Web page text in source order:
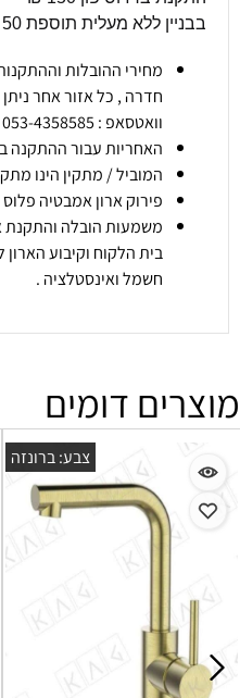
בבניין ללא מעלית תוספת 50 ₪ לכל קומה מקומה 2
מחירי ההובלות
חדרה , כל אזור אחר
וואטסאפ : 053-4358585
האחריות עבור ההתקנה
המוביל / מתקין הינו
פירוק ארון אמבטיה פלוס כיור נע
משמעות הובלה והתקנת
בית הלקוח וקיבוע הארון
חשמל ואינסטלציה .
מוצרים דומים
צבע: ברונזה